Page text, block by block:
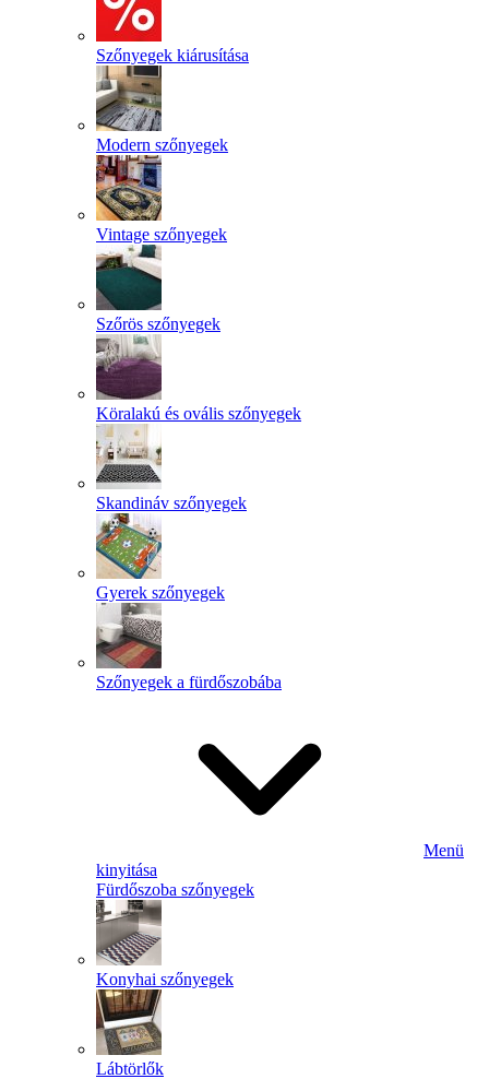
Szőnyegek kiárusítása
Modern szőnyegek
Vintage szőnyegek
Szőrös szőnyegek
Köralakú és ovális szőnyegek
Skandináv szőnyegek
Gyerek szőnyegek
Szőnyegek a fürdőszobába
Menü
kinyitása
Fürdőszoba szőnyegek
Konyhai szőnyegek
Lábtörlők